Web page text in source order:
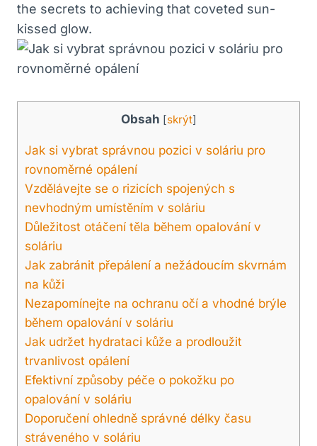
the secrets to achieving that coveted sun-
kissed glow.
Obsah [skrýt]
Jak si vybrat správnou pozici v soláriu pro
rovnoměrné opálení
Vzdělávejte se o rizicích spojených s
nevhodným umístěním v soláriu
Důležitost otáčení těla během opalování v
soláriu
Jak zabránit přepálení a nežádoucím skvrnám
na kůži
Nezapomínejte na ochranu očí a vhodné brýle
během opalování v soláriu
Jak udržet hydrataci kůže a prodloužit
trvanlivost opálení
Efektivní způsoby péče o pokožku po
opalování v soláriu
Doporučení ohledně správné délky času
stráveného v soláriu